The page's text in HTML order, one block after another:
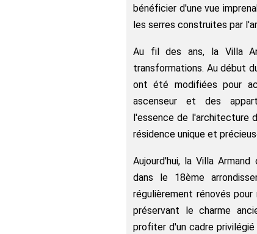
bénéficier d'une vue
les serres construites par
Au fil des ans, la Villa
transformations. Au début
ont été modifiées pour
ascenseur et des
l'essence de l'architecture
résidence unique et
Aujourd'hui, la Villa
dans le 18ème
régulièrement rénovés
préservant le charme
profiter d'un cadre